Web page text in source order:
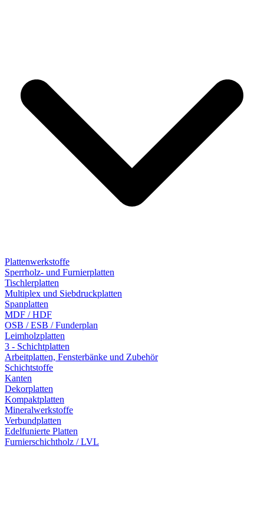
Plattenwerkstoffe
Sperrholz- und Furnierplatten
Tischlerplatten
Multiplex und Siebdruckplatten
Spanplatten
MDF / HDF
OSB / ESB / Funderplan
Leimholzplatten
3 - Schichtplatten
Arbeitplatten, Fensterbänke und Zubehör
Schichtstoffe
Kanten
Dekorplatten
Kompaktplatten
Mineralwerkstoffe
Verbundplatten
Edelfunierte Platten
Furnierschichtholz / LVL